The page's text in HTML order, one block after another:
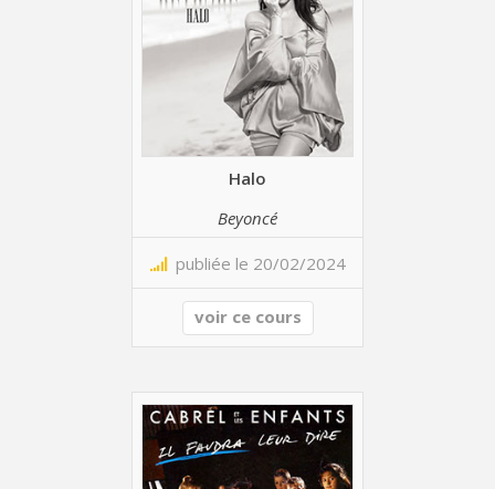
Halo
Beyoncé
publiée le 20/02/2024
voir ce cours